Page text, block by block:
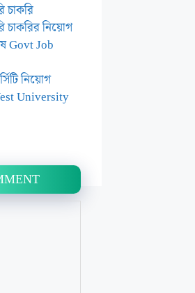
চাকরি
চাকরির নিয়োগ
Govt Job
নিয়োগ
University